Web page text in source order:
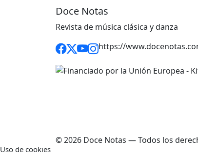
Doce Notas
Revista de música clásica y danza
https://
© 2026 Doce Notas — Todos los
Uso de cookies